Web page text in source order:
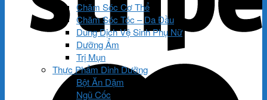
Chăm Sóc Cơ Thể
Chăm Sóc Tóc – Da Đầu
Dung Dịch Vệ Sinh Phụ Nữ
Dưỡng Ẩm
Trị Mụn
Thực Phẩm Dinh Dưỡng
Bột Ăn Dặm
Ngũ Cốc